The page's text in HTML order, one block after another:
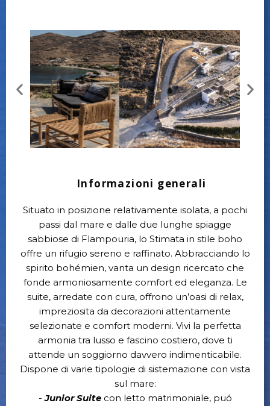
Informazioni generali
Situato in posizione relativamente isolata, a pochi
passi dal mare e dalle due lunghe spiagge
sabbiose di Flampouria, lo Stimata in stile boho
offre un rifugio sereno e raffinato. Abbracciando lo
spirito bohémien, vanta un design ricercato che
fonde armoniosamente comfort ed eleganza. Le
suite, arredate con cura, offrono un’oasi di relax,
impreziosita da decorazioni attentamente
selezionate e comfort moderni. Vivi la perfetta
armonia tra lusso e fascino costiero, dove ti
attende un soggiorno davvero indimenticabile.
Dispone di varie tipologie di sistemazione con vista
sul mare:
-Junior Suitecon letto matrimoniale, puó